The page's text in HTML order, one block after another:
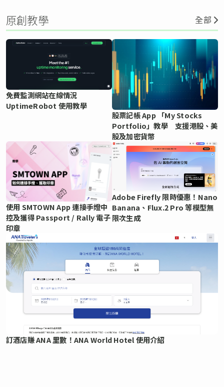
原創教學 全部
免費監測網站在線情況
UptimeRobot 使用教學
股票記帳 App 「My Stocks
Portfolio」教學 支援港股、美
股及加密貨幣
使用 SMTOWN App 連接手燈中
控及獲得 Passport / Rally 電子
印章
Adobe Firefly 限時優惠！Nano
Banana、Flux.2 Pro 等模型無
限次生成
訂酒店賺 ANA 里數！ANA World Hotel 使用介紹